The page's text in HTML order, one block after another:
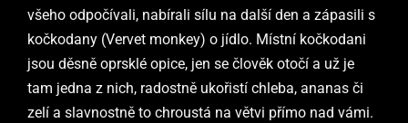
všeho odpočívali, nabírali sílu na další den a zápasili s
kočkodany (Vervet monkey) o jídlo. Místní kočkodani
jsou děsně oprsklé opice, jen se člověk otočí a už je
tam jedna z nich, radostně ukořistí chleba, ananas či
zelí a slavnostně to chroustá na větvi přímo nad vámi.